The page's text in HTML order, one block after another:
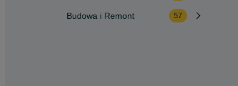
Budowa i Remont 57